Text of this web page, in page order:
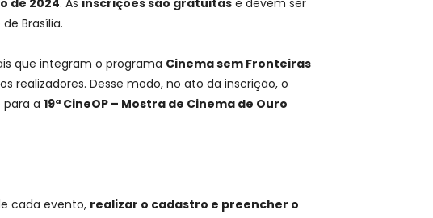
Brasília.
que integram o programa Cinema sem Fronteiras
realizadores. Desse modo, no ato da inscrição, o
a 19ª CineOP – Mostra de Cinema de Ouro
cada evento, realizar o cadastro e preencher o